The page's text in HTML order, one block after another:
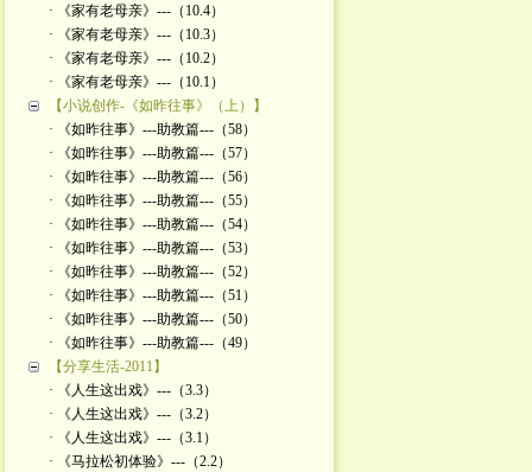
· 《家有老母亲》---（10.4）
· 《家有老母亲》---（10.3）
· 《家有老母亲》---（10.2）
· 《家有老母亲》---（10.1）
【小说创作-《如昨往事》（上）】
· 《如昨往事》---助教篇---（58）
· 《如昨往事》---助教篇---（57）
· 《如昨往事》---助教篇---（56）
· 《如昨往事》---助教篇---（55）
· 《如昨往事》---助教篇---（54）
· 《如昨往事》---助教篇---（53）
· 《如昨往事》---助教篇---（52）
· 《如昨往事》---助教篇---（51）
· 《如昨往事》---助教篇---（50）
· 《如昨往事》---助教篇---（49）
【分享生活-2011】
· 《人生这出戏》---（3.3）
· 《人生这出戏》---（3.2）
· 《人生这出戏》---（3.1）
· 《马拉松初体验》---（2.2）